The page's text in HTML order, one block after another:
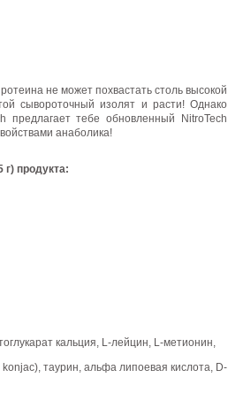
не может похвастать столь высокой
сывороточный изолят и расти! Однако
предлагает тебе обновленный NitroTech
анаболика!
продукта:
кальция, L-лейцин, L-метионин,
таурин, альфа липоевая кислота, D-